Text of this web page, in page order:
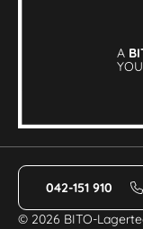
A
042-151 910
© 2026 BITO-